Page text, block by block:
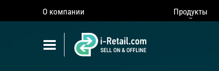
О компании Продукты
Показать
навигацию
Показать